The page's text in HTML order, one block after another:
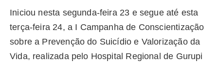
Iniciou nesta segunda-feira 23 e segue até esta
terça-feira 24, a I Campanha de Conscientização
sobre a Prevenção do Suicídio e Valorização da
Vida, realizada pelo Hospital Regional de Gurupi